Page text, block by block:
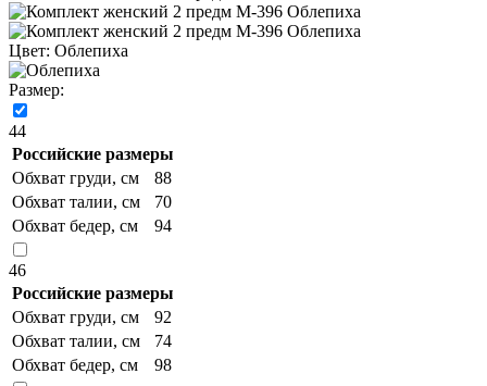
Цвет: Облепиха
Размер:
44
Российские размеры
Обхват груди, см
88
Обхват талии, см
70
Обхват бедер, см
94
46
Российские размеры
Обхват груди, см
92
Обхват талии, см
74
Обхват бедер, см
98